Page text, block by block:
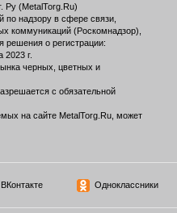
Ру (MetalTorg.Ru)
по надзору в сфере связи,
коммуникаций (Роскомнадзор),
решения о регистрации:
г.
черных, цветных и
с обязательной
на сайте MetalTorg.Ru, может
ВКонтакте Одноклассники